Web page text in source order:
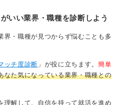
いい業界・職種を診断しよう
界・職種が見つからず悩むことも多
ッチ度診断 」が役に立ちます。 簡単
なた気になっている業界・職種との
理解して、自信を持って就活を進め